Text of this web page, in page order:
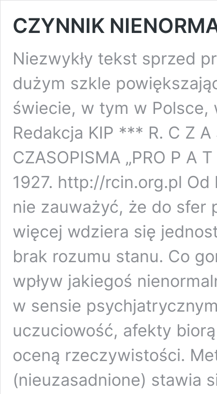
CZYNNIK
Niezwykły tekst sprzed
dużym szkle
świecie, w tym w Polsce,
Redakcja KIP *** R. C Z
CZASOPISMA „PRO P A
1927. http://rcin.org.pl
nie zauważyć, że do sfer
więcej wdziera się
brak rozumu stanu. Co
wpływ jakiegoś
w sensie
uczuciowość, afekty
oceną rzeczywistości.
(nieuzasadnione) stawia